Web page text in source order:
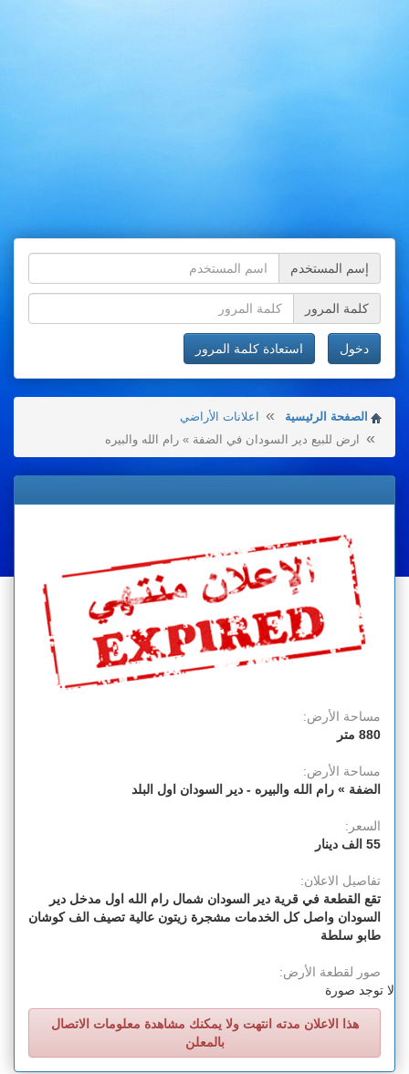
إسم المستخدم
كلمة المرور
دخول استعادة كلمة المرور
الصفحة الرئيسية
اعلانات الأراضي
ارض للبيع دير السودان في الضفة » رام الله والبيره
مساحة الأرض:
880 متر
مساحة الأرض:
الضفة » رام الله والبيره - دير السودان اول البلد
السعر:
55 الف دينار
تفاصيل الاعلان:
تقع القطعة في قرية دير السودان شمال رام الله اول مدخل دير
السودان واصل كل الخدمات مشجرة زيتون عالية تصيف الف كوشان
طابو سلطة
صور لقطعة الأرض:
لا توجد صورة
هذا الاعلان مدته انتهت ولا يمكنك مشاهدة معلومات الاتصال
بالمعلن